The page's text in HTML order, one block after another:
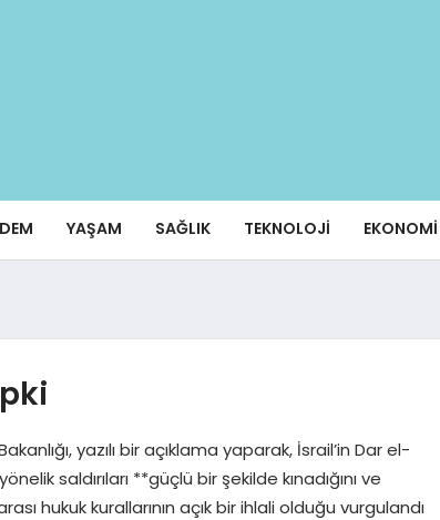
YAŞAM SAĞLIK TEKNOLOJI EKONOMI
yazılı bir açıklama yaparak, İsrail’in Dar el-
saldırıları **güçlü bir şekilde kınadığını ve
hukuk kurallarının açık bir ihlali olduğu vurgulandı